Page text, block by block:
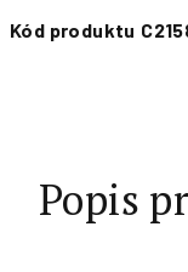
cena:
Kód produktu
Popis